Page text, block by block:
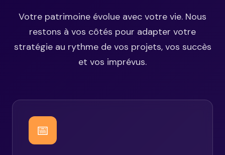
Votre patrimoine évolue avec votre vie. Nous
restons à vos côtés pour adapter votre
stratégie au rythme de vos projets, vos succès
et vos imprévus.
📅